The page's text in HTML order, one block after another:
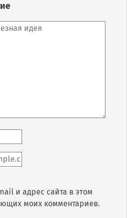
и адрес сайта в этом
моих комментариев.